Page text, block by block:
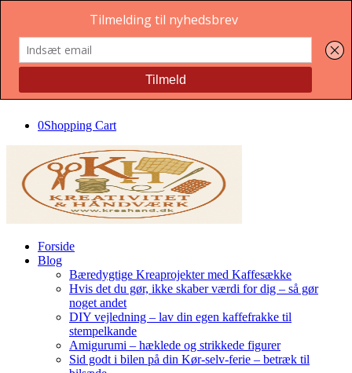
0Shopping Cart
Forside
Blog
Bæredygtige Kreaprojekter med Kaffesække
Hvis det du gør, ikke skaber værdi for dig – så gør
noget andet
DIY vejledning – lav din egen kaffefrakke til
stempelkande
Amigurumi – hæklede og strikkede figurer
Sid godt i bilen på din Kør-selv-ferie – betræk til